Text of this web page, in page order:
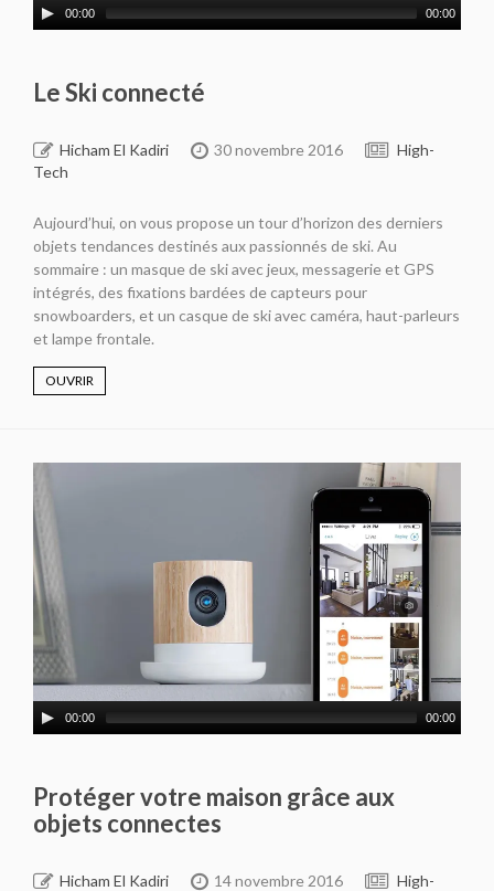
00:00 00:00
Le Ski connecté
Hicham El Kadiri 30 novembre 2016
High-
Tech
Aujourd’hui, on vous propose un tour d’horizon des derniers
objets tendances destinés aux passionnés de ski. Au
sommaire : un masque de ski avec jeux, messagerie et GPS
intégrés, des fixations bardées de capteurs pour
snowboarders, et un casque de ski avec caméra, haut-parleurs
et lampe frontale.
OUVRIR
00:00 00:00
Protéger votre maison grâce aux
objets connectes
Hicham El Kadiri 14 novembre 2016
High-